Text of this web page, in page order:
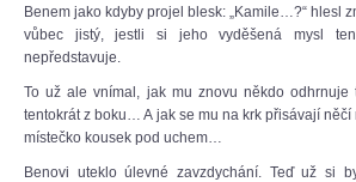
Benem jako kdyby projel blesk: „Kamile…?“ hlesl
vůbec jistý, jestli si jeho vyděšená mysl
nepředstavuje.
To už ale vnímal, jak mu znovu někdo odhrnuje
tentokrát z boku… A jak se mu na krk přisávají
místečko kousek pod uchem…
Benovi uteklo úlevné zavzdychání. Teď už si